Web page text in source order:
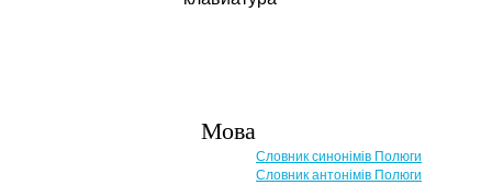
Мова
Словник синонімів Полюги
Словник антонімів Полюги